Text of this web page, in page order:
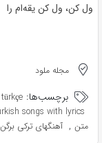
ول کن، ول کن یقه‌ام را
مجله ملود
برچسب‌ها:
songs with lyrics
متن , آهنگهای ترکی برگن